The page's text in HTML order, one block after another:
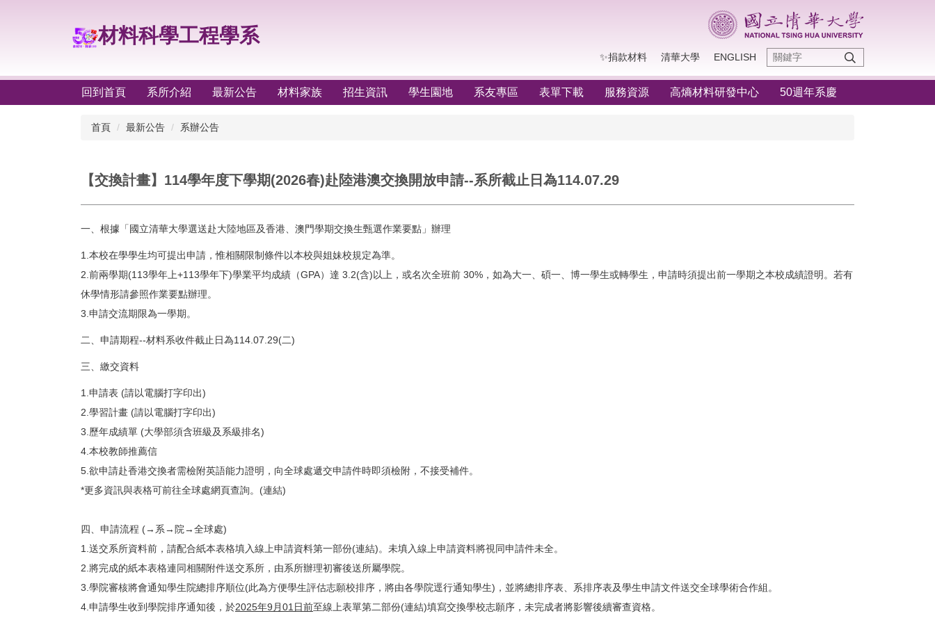
容
材料科學工程學系
✨捐款材料 清華大學 ENGLISH
回到首頁 系所介紹 最新公告 材料家族 招生資訊 學生園地 系友專區 表單下載 服務資源 高熵材料研發中心 50週年系慶
首頁 最新公告 系辦公告
【交換計畫】114學年度下學期(2026春)赴陸港澳交換開放申請--系所截止日為114.07.29
一、根據「國立清華大學選送赴大陸地區及香港、澳門學期交換生甄選作業要點」辦理
1.本校在學學生均可提出申請，惟相關限制條件以本校與姐妹校規定為準。
2.前兩學期(113學年上+113學年下)學業平均成績（GPA）達 3.2(含)以上，或名次全班前 30%，如為大一、碩一、博一學生或轉學生，申請時須提出前一學期之本校成績證明。若有
休學情形請參照作業要點辦理。
3.申請交流期限為一學期。
二、申請期程--材料系收件截止日為114.07.29(二)
三、繳交資料
1.申請表 (請以電腦打字印出)
2.學習計畫 (請以電腦打字印出)
3.歷年成績單 (大學部須含班級及系級排名)
4.本校教師推薦信
5.欲申請赴香港交換者需檢附英語能力證明，向全球處遞交申請件時即須檢附，不接受補件。
*更多資訊與表格可前往全球處網頁查詢。(連結)
四、 申請流程 (→系→院→全球處)
1.送交系所資料前，請配合紙本表格填入線上申請資料第一部份(連結)。未填入線上申請資料將視同申請件未全。
2.將完成的紙本表格連同相關附件送交系所，由系所辦理初審後送所屬學院。
3.學院審核將會通知學生院總排序順位(此為方便學生評估志願校排序，將由各學院逕行通知學生)，並將總排序表、系排序表及學生申請文件送交全球學術合作組。
4.申請學生收到學院排序通知後，於2025年9 月01 日前至線上表單第二部份(連結)填寫交換學校志願序，未完成者將影響後續審查資格。